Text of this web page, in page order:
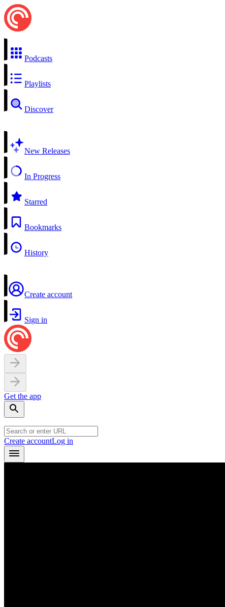
Podcasts
Playlists
Discover
New Releases
In Progress
Starred
Bookmarks
History
Create account
Sign in
Get the app
Create accountLog in